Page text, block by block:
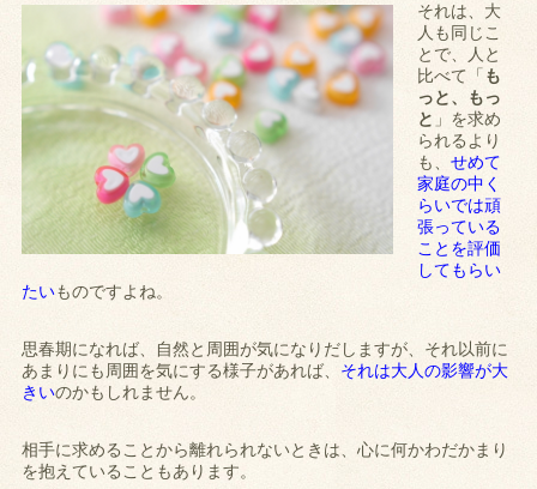
それは、大
人も同じこ
とで、人と
比べて「 も
っと、もっ
と 」を求め
られるより
も、せめて
家庭の中く
らいでは頑
張っている
ことを評価
してもらい
たいものですよね。
思春期になれば、自然と周囲が気になりだしますが、それ以前に
あまりにも周囲を気にする様子があれば、 それは大人の影響が大
きいのかもしれません。
相手に求めることから離れられないときは、心に何かわだかまり
を抱えていることもあります。